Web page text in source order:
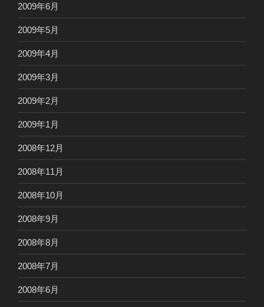
2009年6月
2009年5月
2009年4月
2009年3月
2009年2月
2009年1月
2008年12月
2008年11月
2008年10月
2008年9月
2008年8月
2008年7月
2008年6月